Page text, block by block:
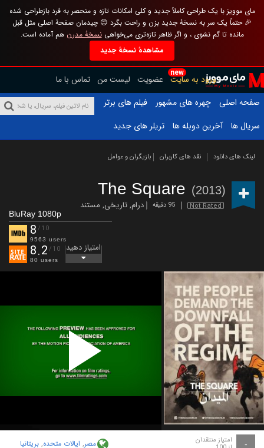
مای موویز با یک طراحی کاملاً جدید و کلی امکانات تازه و منحصر به فرد بازطراحی شده
🎉 حتماً یک سر به نسخهٔ جدید بزن و راحت بگرد 😊 چیدمان صفحهٔ اصلی مثل قبل
مانده تا گم نشوی ، و اگر ظاهر تازه‌تری می‌خواهینسخهٔ مدرن هم آماده است.
مشاهدهٔ نسخهٔ جدید
new
ورود به سایت عضویت لیست من تماس با ما
صفحه اصلی
چهره های مشهور
فیلم های برتر
سریال ها
آخرین دوبله ها تریلر های جدید
لینک های دانلود نقد های کاربران بازیگران و عوامل
The Square (2013)
Not Rated 95 دقیقه درام,تاریخی, مستند
BluRay 1080p
8 /10
9563 users
8.2 /10
80 users
امتیاز دهید
Play
- امتیاز منتقدان مصر, ایالات متحده, بریتانیا